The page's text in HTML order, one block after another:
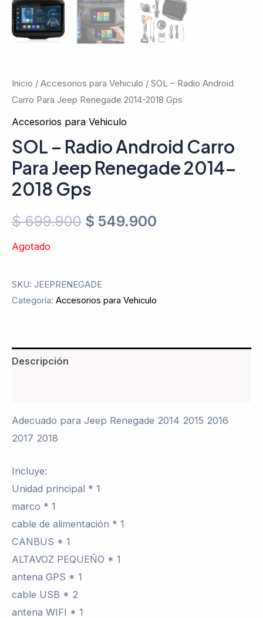
Inicio / Accesorios para Vehiculo / SOL – Radio Android
Carro Para Jeep Renegade 2014-2018 Gps
Accesorios para Vehiculo
SOL – Radio Android Carro
Para Jeep Renegade 2014-
2018 Gps
$699.900 $ 549.900
Agotado
SKU: JEEPRENEGADE
Categoría: Accesorios para Vehiculo
Descripción
Adecuado para Jeep Renegade 2014 2015 2016
2017 2018
Incluye:
Unidad principal * 1
marco * 1
cable de alimentación * 1
CANBUS * 1
ALTAVOZ PEQUEÑO * 1
antena GPS * 1
cable USB * 2
antena WIFI * 1